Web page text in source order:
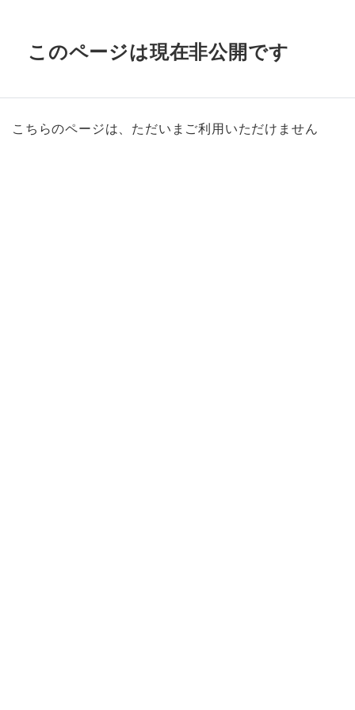
このページは現在非公開です
こちらのページは、ただいまご利用いただけません